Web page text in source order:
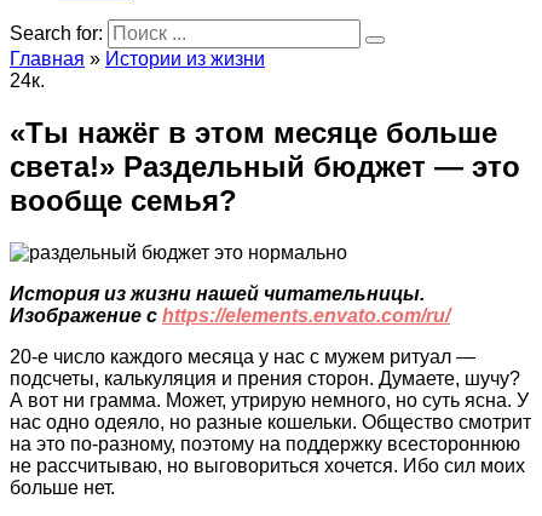
Search for:
Главная » Истории из жизни
24к.
«Ты нажёг в этом месяце больше
света!» Раздельный бюджет — это
вообще семья?
История из жизни нашей читательницы.
Изображение с https://elements.envato.com/ru/
20-е число каждого месяца у нас с мужем ритуал —
подсчеты, калькуляция и прения сторон. Думаете, шучу?
А вот ни грамма. Может, утрирую немного, но суть ясна. У
нас одно одеяло, но разные кошельки. Общество смотрит
на это по-разному, поэтому на поддержку всестороннюю
не рассчитываю, но выговориться хочется. Ибо сил моих
больше нет.